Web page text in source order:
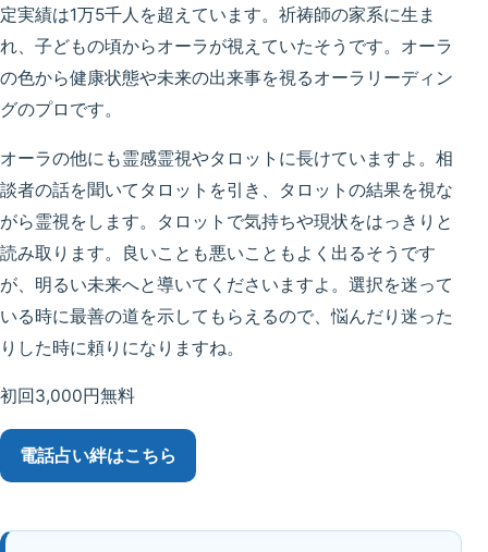
定実績は1万5千人を超えています。祈祷師の家系に生ま
れ、子どもの頃からオーラが視えていたそうです。オーラ
の色から健康状態や未来の出来事を視るオーラリーディン
グのプロです。
オーラの他にも霊感霊視やタロットに長けていますよ。相
談者の話を聞いてタロットを引き、タロットの結果を視な
がら霊視をします。タロットで気持ちや現状をはっきりと
読み取ります。良いことも悪いこともよく出るそうです
が、明るい未来へと導いてくださいますよ。選択を迷って
いる時に最善の道を示してもらえるので、悩んだり迷った
りした時に頼りになりますね。
初回3,000円無料
電話占い絆はこちら